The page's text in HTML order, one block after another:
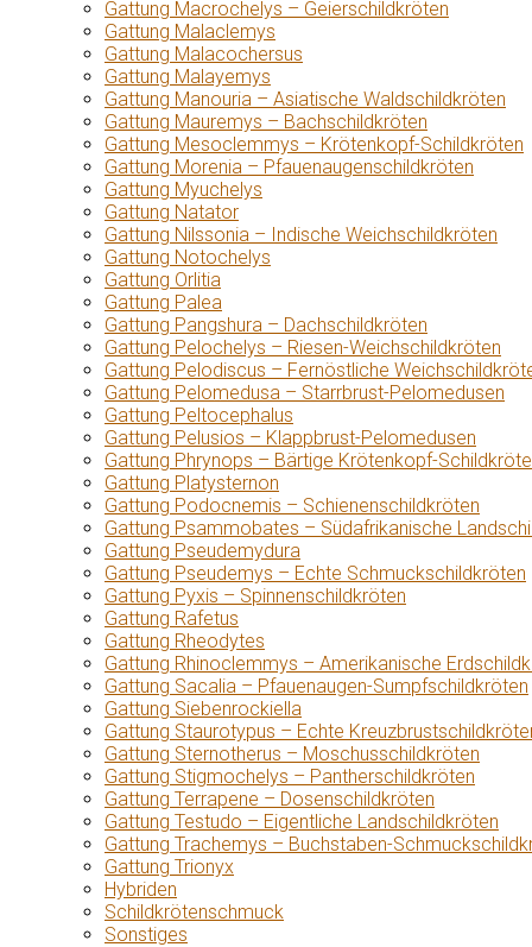
Gattung Macrochelys – Geierschildkröten
Gattung Malaclemys
Gattung Malacochersus
Gattung Malayemys
Gattung Manouria – Asiatische Waldschildkröten
Gattung Mauremys – Bachschildkröten
Gattung Mesoclemmys – Krötenkopf-Schildkröten
Gattung Morenia – Pfauenaugenschildkröten
Gattung Myuchelys
Gattung Natator
Gattung Nilssonia – Indische Weichschildkröten
Gattung Notochelys
Gattung Orlitia
Gattung Palea
Gattung Pangshura – Dachschildkröten
Gattung Pelochelys – Riesen-Weichschildkröten
Gattung Pelodiscus – Fernöstliche
Gattung Pelomedusa – Starrbrust-Pelomedusen
Gattung Peltocephalus
Gattung Pelusios – Klappbrust-Pelomedusen
Gattung Phrynops – Bärtige Krötenkopf-
Gattung Platysternon
Gattung Podocnemis – Schienenschildkröten
Gattung Psammobates – Südafrikanische
Gattung Pseudemydura
Gattung Pseudemys – Echte Schmuckschildkröten
Gattung Pyxis – Spinnenschildkröten
Gattung Rafetus
Gattung Rheodytes
Gattung Rhinoclemmys – Amerikanische
Gattung Sacalia – Pfauenaugen-Sumpfschildkröten
Gattung Siebenrockiella
Gattung Staurotypus – Echte
Gattung Sternotherus – Moschusschildkröten
Gattung Stigmochelys – Pantherschildkröten
Gattung Terrapene – Dosenschildkröten
Gattung Testudo – Eigentliche Landschildkröten
Gattung Trachemys – Buchstaben-
Gattung Trionyx
Hybriden
Schildkrötenschmuck
Sonstiges